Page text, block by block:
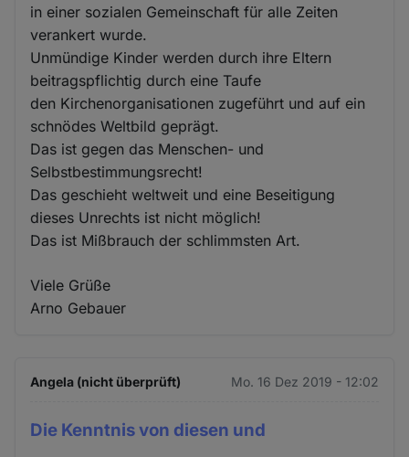
in einer sozialen Gemeinschaft für alle Zeiten
verankert wurde.
Unmündige Kinder werden durch ihre Eltern
beitragspflichtig durch eine Taufe
den Kirchenorganisationen zugeführt und auf ein
schnödes Weltbild geprägt.
Das ist gegen das Menschen- und
Selbstbestimmungsrecht!
Das geschieht weltweit und eine Beseitigung
dieses Unrechts ist nicht möglich!
Das ist Mißbrauch der schlimmsten Art.
Viele Grüße
Arno Gebauer
Angela (nicht überprüft) Mo. 16 Dez 2019 - 12:02
Die Kenntnis von diesen und